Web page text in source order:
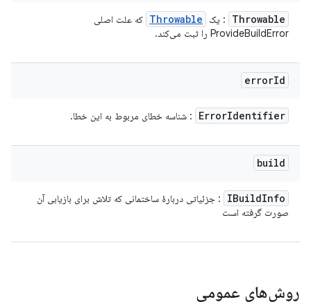
Throwable : یک Throwable که علت اصلی
ProvideBuildError را ثبت می‌کند.
errorId
ErrorIdentifier : شناسه خطای مربوط به این خطا.
build
IBuildInfo
: جزئیاتی دربارهٔ ساختمانی که تلاش برای بازیابی آن
صورت گرفته است
روش‌های عمومی